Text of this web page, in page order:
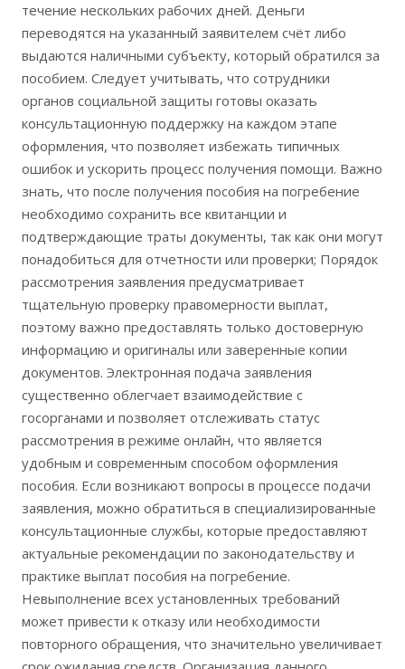
течение нескольких рабочих дней. Деньги
переводятся на указанный заявителем счёт либо
выдаются наличными субъекту, который обратился за
пособием. Следует учитывать, что сотрудники
органов социальной защиты готовы оказать
консультационную поддержку на каждом этапе
оформления, что позволяет избежать типичных
ошибок и ускорить процесс получения помощи. Важно
знать, что после получения пособия на погребение
необходимо сохранить все квитанции и
подтверждающие траты документы, так как они могут
понадобиться для отчетности или проверки; Порядок
рассмотрения заявления предусматривает
тщательную проверку правомерности выплат,
поэтому важно предоставлять только достоверную
информацию и оригиналы или заверенные копии
документов. Электронная подача заявления
существенно облегчает взаимодействие с
госорганами и позволяет отслеживать статус
рассмотрения в режиме онлайн, что является
удобным и современным способом оформления
пособия. Если возникают вопросы в процессе подачи
заявления, можно обратиться в специализированные
консультационные службы, которые предоставляют
актуальные рекомендации по законодательству и
практике выплат пособия на погребение.
Невыполнение всех установленных требований
может привести к отказу или необходимости
повторного обращения, что значительно увеличивает